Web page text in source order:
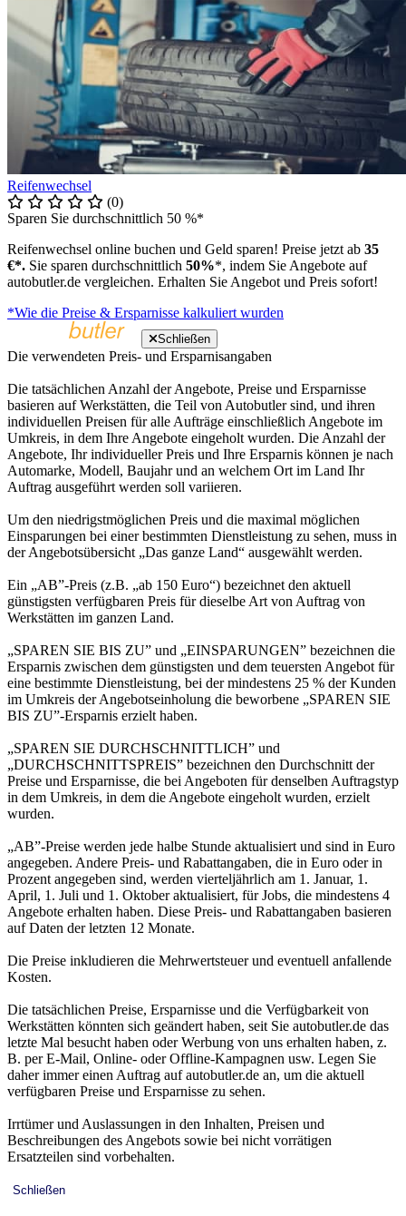
Reifenwechsel
(0)
Sparen Sie durchschnittlich 50 %*
Reifenwechsel online buchen und Geld sparen! Preise jetzt ab 35
€*. Sie sparen durchschnittlich 50%*, indem Sie Angebote auf
autobutler.de vergleichen. Erhalten Sie Angebot und Preis sofort!
*Wie die Preise & Ersparnisse kalkuliert wurden
Schließen
Die verwendeten Preis- und Ersparnisangaben
Die tatsächlichen Anzahl der Angebote, Preise und Ersparnisse
basieren auf Werkstätten, die Teil von Autobutler sind, und ihren
individuellen Preisen für alle Aufträge einschließlich Angebote im
Umkreis, in dem Ihre Angebote eingeholt wurden. Die Anzahl der
Angebote, Ihr individueller Preis und Ihre Ersparnis können je nach
Automarke, Modell, Baujahr und an welchem Ort im Land Ihr
Auftrag ausgeführt werden soll variieren.
Um den niedrigstmöglichen Preis und die maximal möglichen
Einsparungen bei einer bestimmten Dienstleistung zu sehen, muss in
der Angebotsübersicht „Das ganze Land“ ausgewählt werden.
Ein „AB”-Preis (z.B. „ab 150 Euro“) bezeichnet den aktuell
günstigsten verfügbaren Preis für dieselbe Art von Auftrag von
Werkstätten im ganzen Land.
„SPAREN SIE BIS ZU” und „EINSPARUNGEN” bezeichnen die
Ersparnis zwischen dem günstigsten und dem teuersten Angebot für
eine bestimmte Dienstleistung, bei der mindestens 25 % der Kunden
im Umkreis der Angebotseinholung die beworbene „SPAREN SIE
BIS ZU”-Ersparnis erzielt haben.
„SPAREN SIE DURCHSCHNITTLICH” und
„DURCHSCHNITTSPREIS” bezeichnen den Durchschnitt der
Preise und Ersparnisse, die bei Angeboten für denselben Auftragstyp
in dem Umkreis, in dem die Angebote eingeholt wurden, erzielt
wurden.
„AB”-Preise werden jede halbe Stunde aktualisiert und sind in Euro
angegeben. Andere Preis- und Rabattangaben, die in Euro oder in
Prozent angegeben sind, werden vierteljährlich am 1. Januar, 1.
April, 1. Juli und 1. Oktober aktualisiert, für Jobs, die mindestens 4
Angebote erhalten haben. Diese Preis- und Rabattangaben basieren
auf Daten der letzten 12 Monate.
Die Preise inkludieren die Mehrwertsteuer und eventuell anfallende
Kosten.
Die tatsächlichen Preise, Ersparnisse und die Verfügbarkeit von
Werkstätten könnten sich geändert haben, seit Sie autobutler.de das
letzte Mal besucht haben oder Werbung von uns erhalten haben, z.
B. per E-Mail, Online- oder Offline-Kampagnen usw. Legen Sie
daher immer einen Auftrag auf autobutler.de an, um die aktuell
verfügbaren Preise und Ersparnisse zu sehen.
Irrtümer und Auslassungen in den Inhalten, Preisen und
Beschreibungen des Angebots sowie bei nicht vorrätigen
Ersatzteilen sind vorbehalten.
Schließen